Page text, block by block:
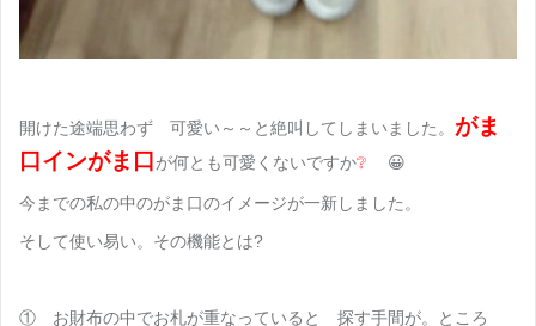
開けた途端思わず 可愛い～～と絶叫してしまいました。 がま
口インがま口が何とも可愛くないですか❔ 😀
今までの私の中のがま口のイメージが一新しました。
そして使い易い。その機能とは?
① お財布の中でお札が重なっていると 探す手間が。ところ